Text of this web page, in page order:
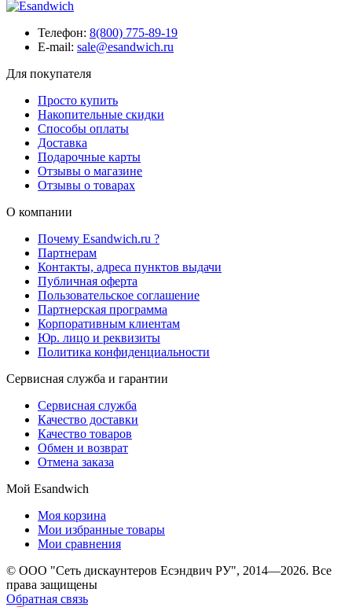
Телефон: 8(800) 775-89-19
E-mail: sale@esandwich.ru
Для покупателя
Просто купить
Накопительные скидки
Способы оплаты
Доставка
Подарочные карты
Отзывы о магазине
Отзывы о товарах
О компании
Почему Esandwich.ru ?
Партнерам
Контакты, адреса пунктов выдачи
Публичная оферта
Пользовательское соглашение
Партнерская программа
Корпоративным клиентам
Юр. лицо и реквизиты
Политика конфиденциальности
Сервисная служба и гарантии
Сервисная служба
Качество доставки
Качество товаров
Обмен и возврат
Отмена заказа
Мой Esandwich
Моя корзина
Мои избранные товары
Мои сравнения
© ООО "Сеть дискаунтеров Есэндвич РУ", 2014—2026. Все
права защищены
Обратная связь